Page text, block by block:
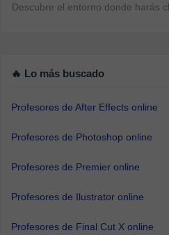
Descubre el entorno donde harás
🔥 Lo más buscado
Profesores de After Effects online
Profesores de Photoshop online
Profesores de Premier online
Profesores de Ilustrator online
Profesores de Final Cut X online